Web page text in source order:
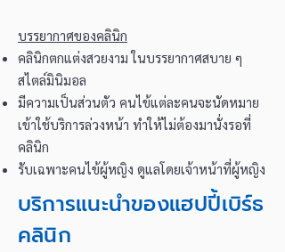
บรรยากาศของคลินิก
คลินิกตกแต่งสวยงาม ในบรรยากาศสบาย ๆ
สไตล์มินิมอล
มีความเป็นส่วนตัว คนไข้แต่ละคนจะนัดหมาย
เข้าใช้บริการล่วงหน้า ทำให้ไม่ต้องมานั่งรอที่
คลินิก
รับเฉพาะคนไข้ผู้หญิง ดูแลโดยเจ้าหน้าที่ผู้หญิง
บริการแนะนำของแฮปปี้เบิร์ธ
คลินิก